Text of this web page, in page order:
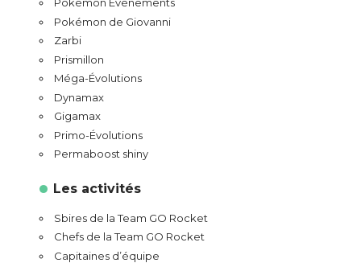
Pokémon de Giovanni
Zarbi
Prismillon
Méga-Évolutions
Dynamax
Gigamax
Primo-Évolutions
Permaboost shiny
Les activités
Sbires de la Team GO Rocket
Chefs de la Team GO Rocket
Capitaines d’équipe